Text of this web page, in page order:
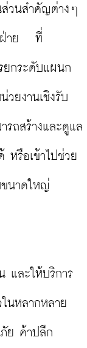
ส่วนสำคัญต่างๆ
าย   ที่
ยกระดับแผนก
วยงานเชิงรับ
รถสร้างและดูแล
หรือเข้าไปช่วย
นาดใหญ่
และให้บริการ
นหลากหลาย
ย ค้าปลีก